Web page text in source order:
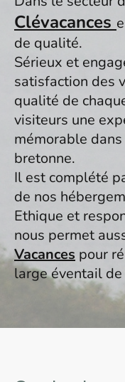
Clévacances
de qualité.
Sérieux et
satisfaction des
qualité de
visiteurs une
mémorable
bretonne.
Il est complété
de nos
Ethique et
nous permet
Vacances pour
large éventail